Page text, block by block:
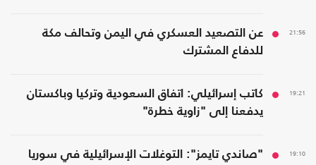
21:56
عن التصعيد العسكري في اليمن وتحالف مكة
للدفاع المشترك
19:21
كاتب إسرائيلي: اتفاق السعودية وتركيا وباكستان
يدفعنا إلى "زاوية خطرة"
19:10
"صاندي تايمز": التوغلات الإسرائيلية في سوريا